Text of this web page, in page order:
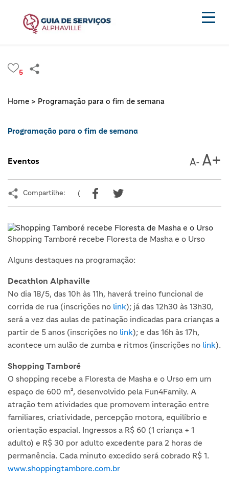
5
Home > Programação para o fim de semana
Programação para o fim de semana
Eventos
Compartilhe: (
Shopping Tamboré recebe Floresta de Masha e o Urso
Alguns destaques na programação:
Decathlon Alphaville
No dia 18/5, das 10h às 11h, haverá treino funcional de
corrida de rua (inscrições no link); já das 12h30 às 13h30,
será a vez das aulas de patinação indicadas para crianças a
partir de 5 anos (inscrições no link); e das 16h às 17h,
acontece um aulão de zumba e ritmos (inscrições no link).
Shopping Tamboré
O shopping recebe a Floresta de Masha e o Urso em um
espaço de 600 m², desenvolvido pela Fun4Family. A
atração tem atividades que promovem interação entre
familiares, criatividade, percepção motora, equilíbrio e
orientação espacial. Ingressos a R$ 60 (1 criança + 1
adulto) e R$ 30 por adulto excedente para 2 horas de
permanência. Cada minuto excedido será cobrado R$ 1.
www.shoppingtambore.com.br